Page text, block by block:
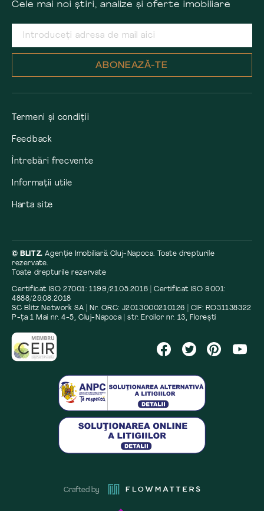
Cele mai noi știri, analize și oferte imobiliare
ABONEAZĂ-TE
Termeni și condiții
Feedback
Întrebări frecvente
Informații utile
Harta site
© BLITZ.Agenție Imobiliară Cluj-Napoca. Toate drepturile
rezervate.
Toate drepturile rezervate
Certificat ISO 27001: 1199/21.05.2018 | Certificat ISO 9001:
4888/29.08.2018
SC Blitz Network SA | Nr. ORC: J2013000210126 | CIF: RO31138322
P-ța 1 Mai nr. 4-5, Cluj-Napoca | str. Eroilor nr. 13, Florești
Crafted by